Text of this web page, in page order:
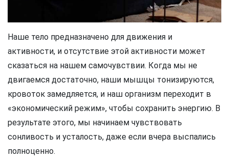
Наше тело предназначено для движения и
активности, и отсутствие этой активности может
сказаться на нашем самочувствии. Когда мы не
двигаемся достаточно, наши мышцы тонизируются,
кровоток замедляется, и наш организм переходит в
«экономический режим», чтобы сохранить энергию. В
результате этого, мы начинаем чувствовать
сонливость и усталость, даже если вчера выспались
полноценно.